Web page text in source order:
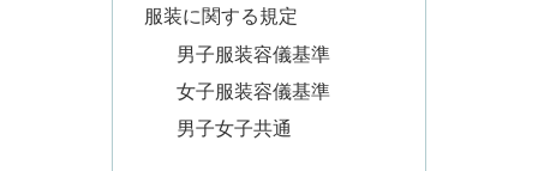
服装に関する規定
男子服装容儀基準
女子服装容儀基準
男子女子共通